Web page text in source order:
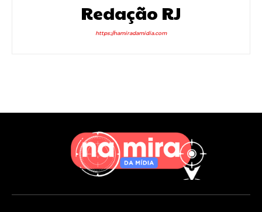
Redação RJ
https://namiradamidia.com